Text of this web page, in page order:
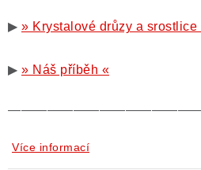
▶ » Krystalové drůzy a srostlice
▶ » Náš příběh «
Více informací